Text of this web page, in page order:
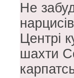
Не
Центрі
шахти